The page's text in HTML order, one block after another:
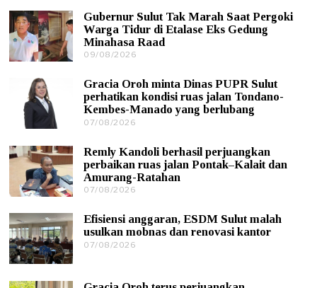
Gubernur Sulut Tak Marah Saat Pergoki
Warga Tidur di Etalase Eks Gedung
Minahasa Raad
09/08/2026
0
8
/
6
Gracia Oroh minta Dinas PUPR Sulut
perhatikan kondisi ruas jalan Tondano-
Kembes-Manado yang berlubang
07/08/2026
0
8
/
6
Remly Kandoli berhasil perjuangkan
perbaikan ruas jalan Pontak–Kalait dan
Amurang-Ratahan
07/08/2026
0
8
Efisiensi anggaran, ESDM Sulut malah
usulkan mobnas dan renovasi kantor
07/08/2026